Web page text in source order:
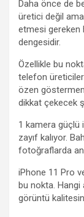
Daha önce de
üretici değil
etmesi gereken
dengesidir.
Özellikle bu
telefon
özen
dikkat çekecek
1 kamera güçlü
zayıf kalıyor.
fotoğraflarda
iPhone 11 Pro
bu nokta. Hangi
görüntü